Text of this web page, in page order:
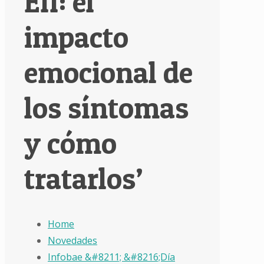
impacto
emocional de
los síntomas
y cómo
tratarlos’
Home
Novedades
Infobae &#8211; &#8216;Día